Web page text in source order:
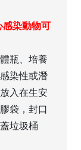
染動物可
瓶、培養
染性或潛
入在生安
袋，封口
垃圾桶